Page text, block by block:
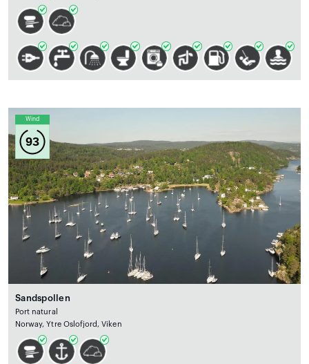
Wind
93
Sandspollen
Port natural
Norway, Ytre Oslofjord, Viken